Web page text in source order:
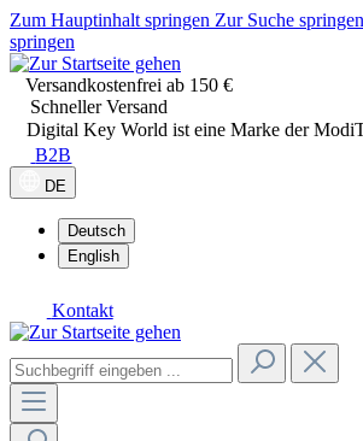
Zum Hauptinhalt springen Zur Suche springen
springen
Versandkostenfrei ab 150 €
Schneller Versand
Digital Key World ist eine Marke der
B2B
DE
Deutsch
English
Kontakt